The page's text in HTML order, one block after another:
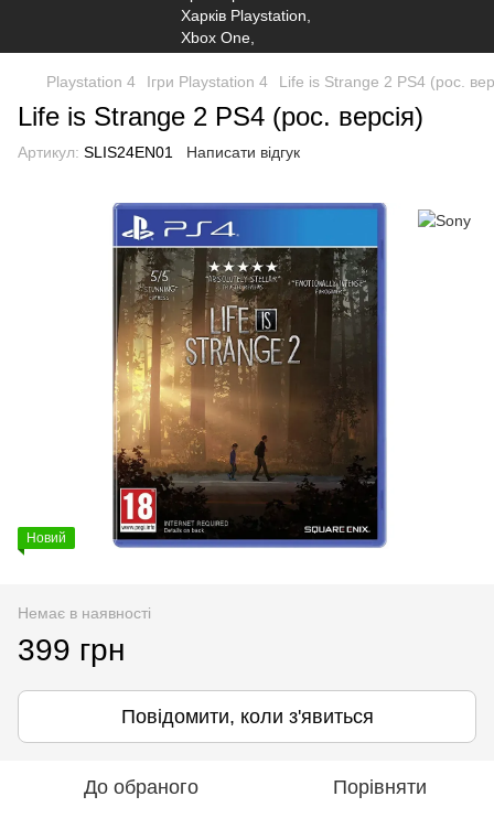
Playstation 4 Ігри Playstation 4 Life is Strange 2 PS4 (рос.
Life is Strange 2 PS4 (рос. версія)
Артикул: SLIS24EN01 Написати відгук
Новий
Немає в наявності
399 грн
Повідомити, коли з'явиться
До обраного Порівняти